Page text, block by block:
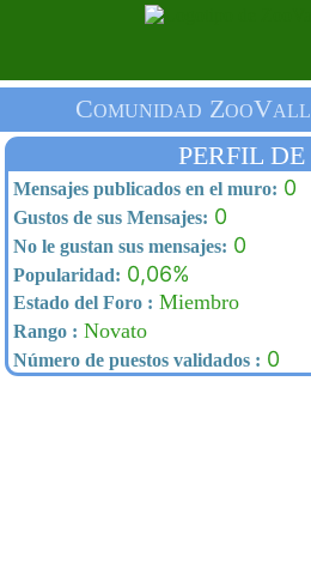
PERFIL
Mensajes publicados en el muro: 0
Gustos de sus Mensajes: 0
No le gustan sus mensajes: 0
Popularidad: 0,06%
Estado del Foro : Miembro
Rango : Novato
Número de puestos validados : 0